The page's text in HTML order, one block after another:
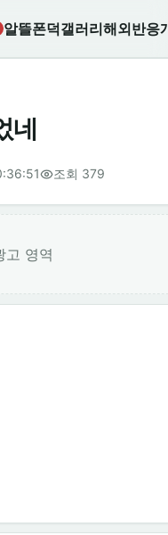
알뜰폰덕갤러리해외반응
네
조회 379
고 영역